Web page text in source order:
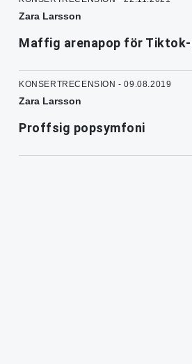
Zara Larsson
Maffig arenapop för
KONSERTRECENSION - 09.08.2019
Zara Larsson
Proffsig popsymfoni